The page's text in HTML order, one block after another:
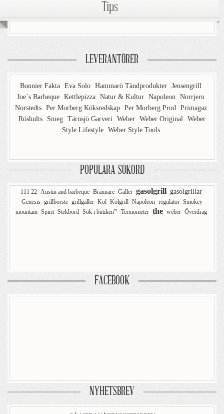
Tips
LEVERANTÖRER
Bonnier Fakta Eva Solo Hammarö Tändprodukter Jensengrill
Joe´s Barbeque Kettlepizza Natur & Kultur Napoleon Norrjern
Norstedts Per Morberg Köksredskap Per Morberg Prod Primagaz
Röshults
Smeg Tärnsjö Garveri Weber Weber Original Weber
Style Lifestyle Weber Style Tools
POPULÄRA SÖKORD
111 22 Austin and barbeque Brännare Galler gasolgrill gasolgrillar
Genesis grillborste grillgaller Kol Kolgrill Napoleon regulator Smokey
mountain Spirit Stekbord Sök i butiken'" Termometer the weber Överdrag
FACEBOOK
NYHETSBREV